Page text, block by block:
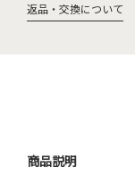
返品・交換について
商品説明